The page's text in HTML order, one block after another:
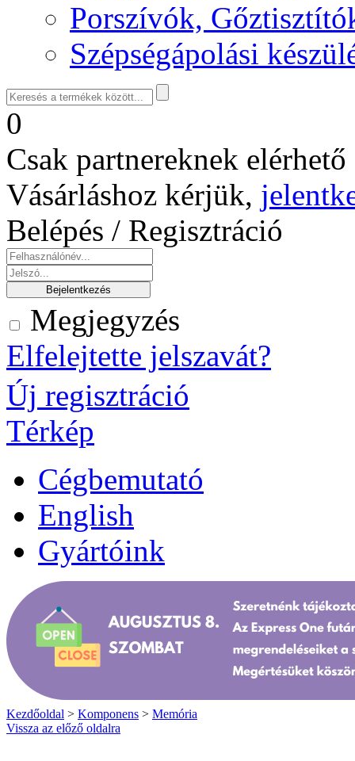
Porszívók,
Szépségápolási
0
Csak partnereknek
Vásárláshoz kérjük,
Belépés / Regisztráció
Megjegyzés
Elfelejtette jelszavát?
Új regisztráció
Térkép
Cégbemutató
English
Gyártóink
Kezdőoldal > Komponens > Memória
Vissza az előző oldalra